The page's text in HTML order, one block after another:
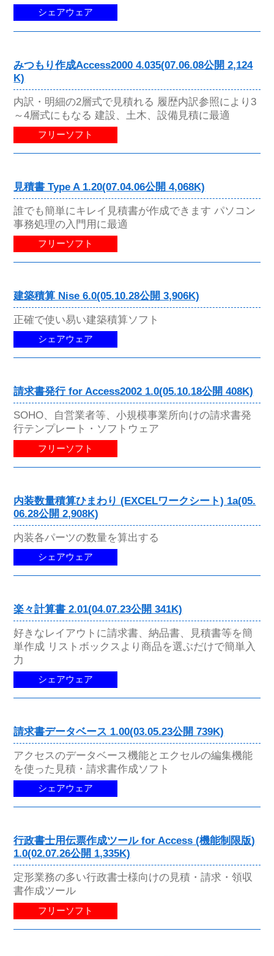
シェアウェア
みつもり作成Access2000 4.035(07.06.08公開 2,124
K)
内訳・明細の2層式で見積れる 履歴内訳参照により3
～4層式にもなる 建設、土木、設備見積に最適
フリーソフト
見積書 Type A 1.20(07.04.06公開 4,068K)
誰でも簡単にキレイ見積書が作成できます パソコン
事務処理の入門用に最適
フリーソフト
建築積算 Nise 6.0(05.10.28公開 3,906K)
正確で使い易い建築積算ソフト
シェアウェア
請求書発行 for Access2002 1.0(05.10.18公開 408K)
SOHO、自営業者等、小規模事業所向けの請求書発
行テンプレート・ソフトウェア
フリーソフト
内装数量積算ひまわり (EXCELワークシート) 1a(05.
06.28公開 2,908K)
内装各パーツの数量を算出する
シェアウェア
楽々計算書 2.01(04.07.23公開 341K)
好きなレイアウトに請求書、納品書、見積書等を簡
単作成 リストボックスより商品を選ぶだけで簡単入
力
シェアウェア
請求書データベース 1.00(03.05.23公開 739K)
アクセスのデータベース機能とエクセルの編集機能
を使った見積・請求書作成ソフト
シェアウェア
行政書士用伝票作成ツール for Access (機能制限版)
1.0(02.07.26公開 1,335K)
定形業務の多い行政書士様向けの見積・請求・領収
書作成ツール
フリーソフト